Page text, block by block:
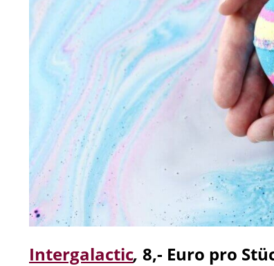
Intergalactic, 8,- Euro pro